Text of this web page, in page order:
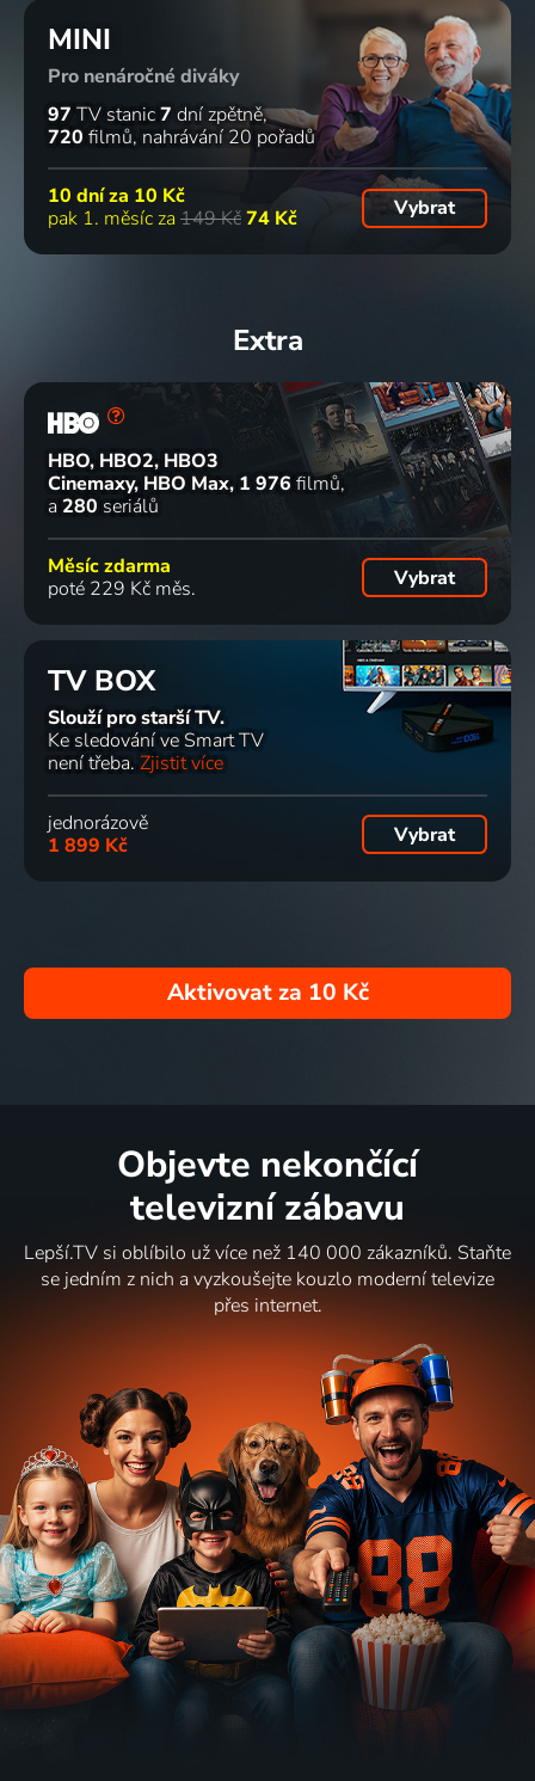
MINI
Pro nenáročné diváky
97 TV stanic7 dní zpětně
720 filmů nahrávání 20 pořadů
10 dní za 10 Kč
pak 1. měsíc za 149 Kč74 Kč Vybrat
Extra
HBO, HBO2, HBO3
Cinemaxy, HBO Max 1 976 filmů
a 280 seriálů
Měsíc zdarma
poté 229 Kč měs.
Vybrat
TV BOX
Slouží pro starší TV.
Ke sledování ve Smart TV
není třeba. Zjistit více
jednorázově
1 899 Kč
Vybrat
Aktivovat za 10 Kč
Objevte nekončící
televizní zábavu
Lepší.TV si oblíbilo už více než 140 000 zákazníků. Staňte
se jedním z nich a vyzkoušejte kouzlo moderní televize
přes internet.